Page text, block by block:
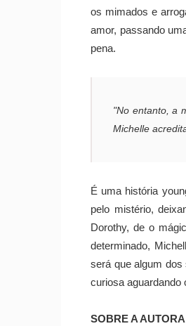
os mimados e
amor, passando
pena.
"No entanto, a
Michelle
É uma história
pelo mistério,
Dorothy, de o
determinado,
será que algum
curiosa aguardando
SOBRE A